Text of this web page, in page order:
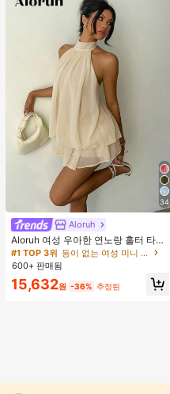
34
Aloruh
Aloruh 여성 우아한 연노랑 홀터 타이
미니 드레스
#1 TOP 3위
등이 없는 여성 미니 드레스
600+ 판매됨
15,632원 -36% 추정된